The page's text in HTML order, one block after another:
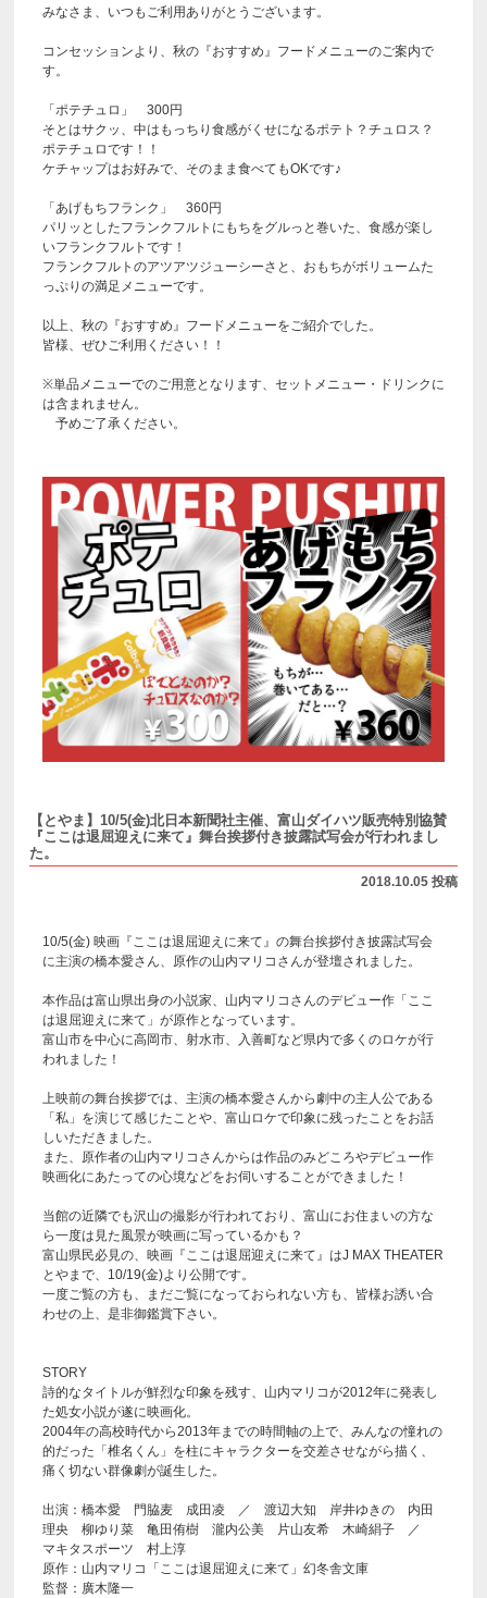
みなさま、いつもご利用ありがとうございます。
コンセッションより、秋の『おすすめ』フードメニューのご案内で
す。
「ポテチュロ」 300円
そとはサクッ、中はもっちり食感がくせになるポテト？チュロス？
ポテチュロです！！
ケチャップはお好みで、そのまま食べてもOKです♪
「あげもちフランク」 360円
パリッとしたフランクフルトにもちをグルっと巻いた、食感が楽し
いフランクフルトです！
フランクフルトのアツアツジューシーさと、おもちがボリュームた
っぷりの満足メニューです。
以上、秋の『おすすめ』フードメニューをご紹介でした。
皆様、ぜひご利用ください！！
※単品メニューでのご用意となります、セットメニュー・ドリンクに
は含まれません。
予めご了承ください。
【とやま】10/5(金)北日本新聞社主催、富山ダイハツ販売特別協賛
『ここは退屈迎えに来て』舞台挨拶付き披露試写会が行われまし
た。
2018.10.05 投稿
10/5(金) 映画『ここは退屈迎えに来て』の舞台挨拶付き披露試写会
に主演の橋本愛さん、原作の山内マリコさんが登壇されました。
本作品は富山県出身の小説家、山内マリコさんのデビュー作「ここ
は退屈迎えに来て」が原作となっています。
富山市を中心に高岡市、射水市、入善町など県内で多くのロケが行
われました！
上映前の舞台挨拶では、主演の橋本愛さんから劇中の主人公である
「私」を演じて感じたことや、富山ロケで印象に残ったことをお話
しいただきました。
また、原作者の山内マリコさんからは作品のみどころやデビュー作
映画化にあたっての心境などをお伺いすることができました！
当館の近隣でも沢山の撮影が行われており、富山にお住まいの方な
ら一度は見た風景が映画に写っているかも？
富山県民必見の、映画『ここは退屈迎えに来て』はJ MAX THEATER
とやまで、10/19(金)より公開です。
一度ご覧の方も、まだご覧になっておられない方も、皆様お誘い合
わせの上、是非御鑑賞下さい。
STORY
詩的なタイトルが鮮烈な印象を残す、山内マリコが2012年に発表し
た処女小説が遂に映画化。
2004年の高校時代から2013年までの時間軸の上で、みんなの憧れの
的だった「椎名くん」を柱にキャラクターを交差させながら描く、
痛く切ない群像劇が誕生した。
出演：橋本愛 門脇麦 成田凌 ／ 渡辺大知 岸井ゆきの 内田
理央 柳ゆり菜 亀田侑樹 瀧内公美 片山友希 木崎絹子 ／
マキタスポーツ 村上淳
原作：山内マリコ「ここは退屈迎えに来て」幻冬舎文庫
監督：廣木隆一